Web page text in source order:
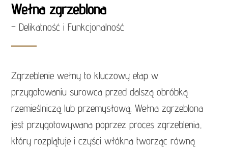
Wełna zgrzeblona
– Delikatność i Funkcjonalność
Zgrzeblenie wełny to kluczowy etap w
przygotowaniu surowca przed dalszą obróbką
rzemieślniczą lub przemysłową. Wełna zgrzeblona
jest przygotowywana poprzez proces zgrzeblenia,
który rozplątuje i czyści włókna tworząc równą